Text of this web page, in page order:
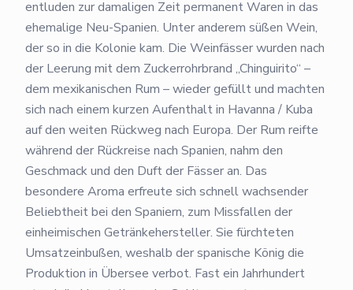
entluden zur damaligen Zeit permanent Waren in das
ehemalige Neu-Spanien. Unter anderem süßen Wein,
der so in die Kolonie kam. Die Weinfässer wurden nach
der Leerung mit dem Zuckerrohrbrand „Chinguirito“ –
dem mexikanischen Rum – wieder gefüllt und machten
sich nach einem kurzen Aufenthalt in Havanna / Kuba
auf den weiten Rückweg nach Europa. Der Rum reifte
während der Rückreise nach Spanien, nahm den
Geschmack und den Duft der Fässer an. Das
besondere Aroma erfreute sich schnell wachsender
Beliebtheit bei den Spaniern, zum Missfallen der
einheimischen Getränkehersteller. Sie fürchteten
Umsatzeinbußen, weshalb der spanische König die
Produktion in Übersee verbot. Fast ein Jahrhundert